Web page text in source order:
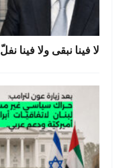
لا فينا نبقى ولا فينا نفلّ